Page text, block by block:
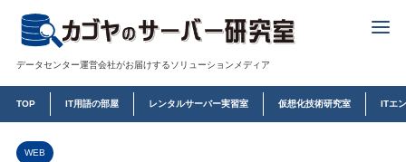
データセンター運営会社がお届けするソリューションメディア
TOP IT用語の部屋 レンタルサーバー実習室 仮想化技術研究室 ITエ
WEB